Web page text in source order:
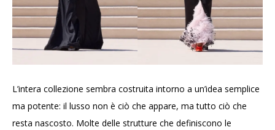
L’intera collezione sembra costruita intorno a un’idea semplice
ma potente: il lusso non è ciò che appare, ma tutto ciò che
resta nascosto. Molte delle strutture che definiscono le